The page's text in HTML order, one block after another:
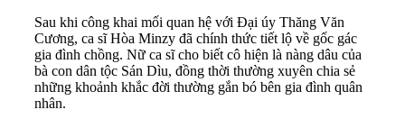
Sau khi công khai mối quan hệ với Đại úy Thăng Văn
Cương, ca sĩ Hòa Minzy đã chính thức tiết lộ về gốc gác
gia đình chồng. Nữ ca sĩ cho biết cô hiện là nàng dâu của
bà con dân tộc Sán Dìu, đồng thời thường xuyên chia sẻ
những khoảnh khắc đời thường gắn bó bên gia đình quân
nhân.